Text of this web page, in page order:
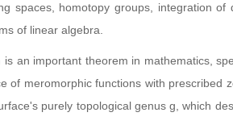
spaces, homotopy groups, integration of
of linear algebra.
an important theorem in mathematics,
of meromorphic functions with prescribed
purely topological genus g, which